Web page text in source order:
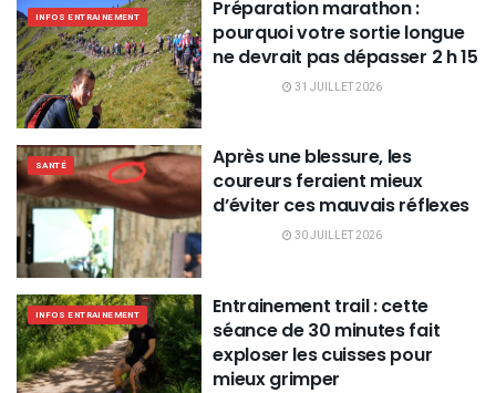
INFOS ENTRAINEMENT
Préparation marathon :
pourquoi votre sortie longue
ne devrait pas dépasser 2 h 15
31 JUILLET 2026
SANTÉ
Après une blessure, les
coureurs feraient mieux
d’éviter ces mauvais réflexes
30 JUILLET 2026
INFOS ENTRAINEMENT
Entrainement trail : cette
séance de 30 minutes fait
exploser les cuisses pour
mieux grimper